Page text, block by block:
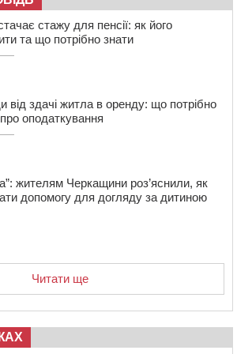
закупівлю електрики за завищеною
в останню путь двох
стажу для пенсії: як його
та що потрібно знати
від здачі житла в оренду: що потрібно
оподаткування
жителям Черкащини роз’яснили, як
допомогу для догляду за дитиною
Читати ще